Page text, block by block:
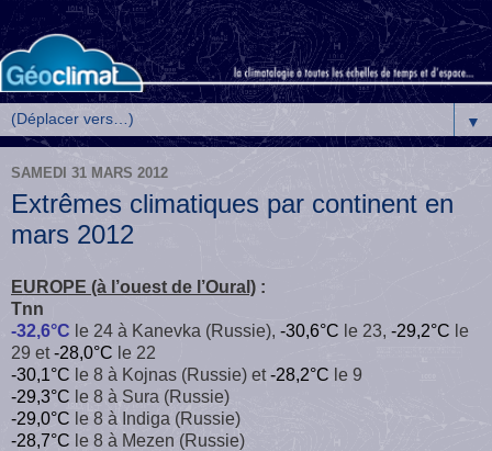
▼
SAMEDI 31 MARS 2012
Extrêmes climatiques par continent en
mars 2012
EUROPE (à l’ouest de l’Oural) :
Tnn
-32,6°C le 24 à Kanevka (Russie), -30,6°C le 23, -29,2°C le
29 et-28,0°C le 22
-30,1°C le 8 à Kojnas (Russie) et-28,2°C le 9
-29,3°C le 8 à Sura (Russie)
-29,0°C le 8 à Indiga (Russie)
-28,7°C le 8 à Mezen (Russie)